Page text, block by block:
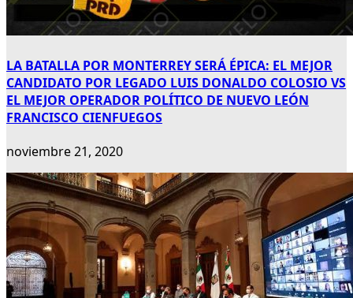
LA BATALLA POR MONTERREY SERÁ ÉPICA: EL MEJOR
CANDIDATO POR LEGADO LUIS DONALDO COLOSIO VS
EL MEJOR OPERADOR POLÍTICO DE NUEVO LEÓN
FRANCISCO CIENFUEGOS
noviembre 21, 2020